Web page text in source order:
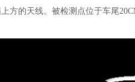
方的天线。被检测点位于车尾